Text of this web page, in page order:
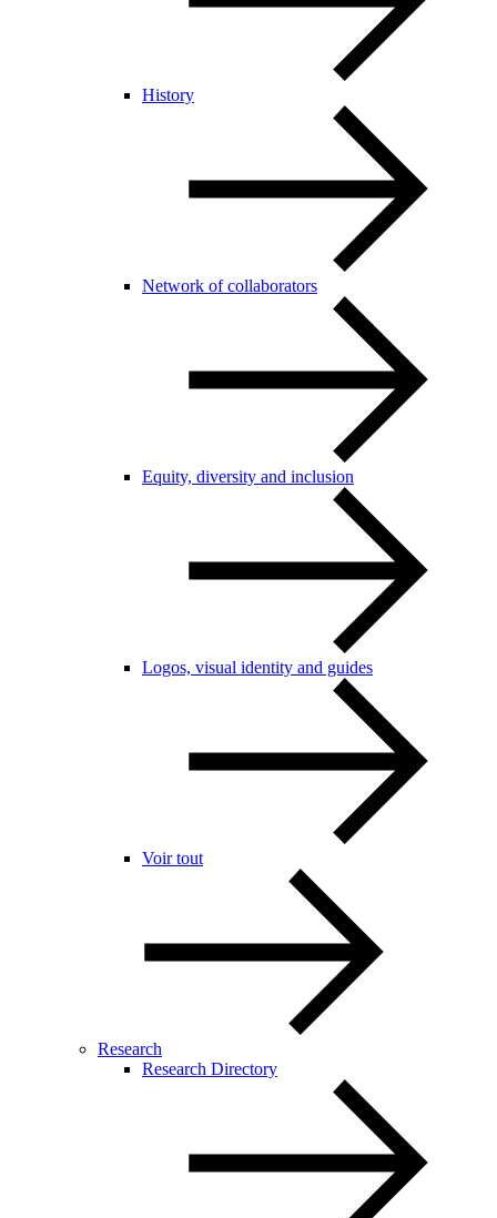
History
Network of collaborators
Equity, diversity and inclusion
Logos, visual identity and guides
Voir tout
Research
Research Directory